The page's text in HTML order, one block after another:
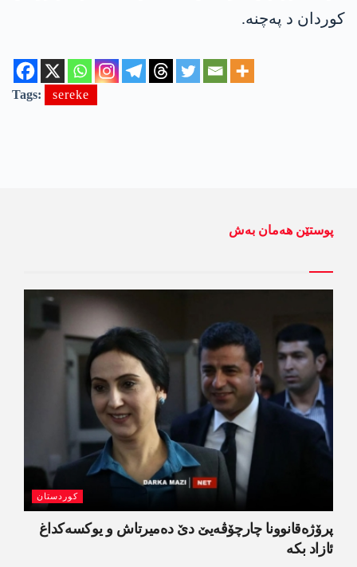
كوردان د په‌چنه‌.
Tags: sereke
پوستێن ھەمان بەش
کوردستان
پرۆژەقانوونا چارچۆڤەیێ دێ دەمیرتاش و یوکسەکداغ
ئازاد بکە